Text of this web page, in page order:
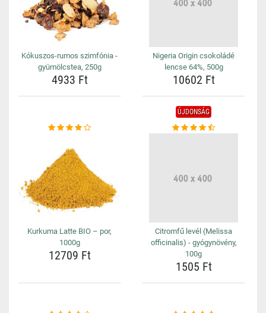
Kókuszos-rumos szimfónia -
gyümölcstea, 250g
4933 Ft
Nigeria Origin csokoládé
lencse 64%, 500g
10602 Ft
Kurkuma Latte BIO – por,
1000g
12709 Ft
ÚJDONSÁG
Citromfű levél (Melissa
officinalis) - gyógynövény,
100g
1505 Ft